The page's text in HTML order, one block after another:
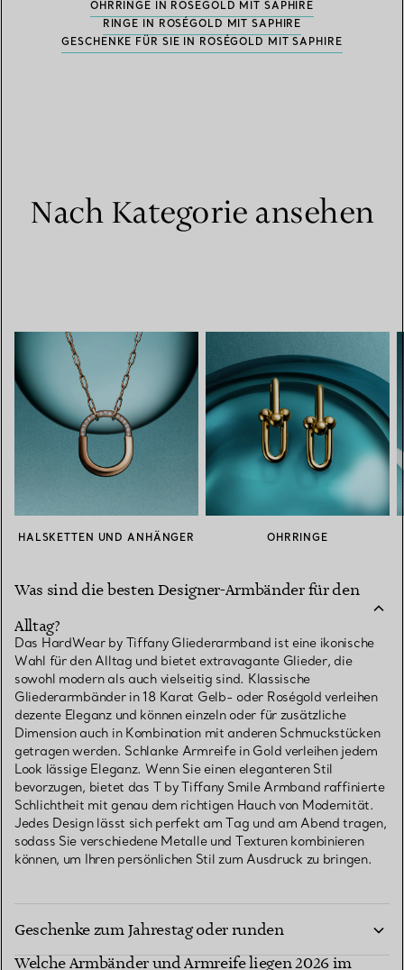
OHRRINGE IN ROSÉGOLD MIT SAPHIRE
RINGE IN ROSÉGOLD MIT SAPHIRE
GESCHENKE FÜR SIE IN ROSÉGOLD MIT SAPHIRE
Nach Kategorie ansehen
HALSKETTEN UND ANHÄNGER OHRRINGE
Was sind die besten Designer-Armbänder für den
Alltag?
Das HardWear by Tiffany Gliederarmband ist eine ikonische
Wahl für den Alltag und bietet extravagante Glieder, die
sowohl modern als auch vielseitig sind. Klassische
Gliederarmbänder in 18 Karat Gelb- oder Roségold verleihen
dezente Eleganz und können einzeln oder für zusätzliche
Dimension auch in Kombination mit anderen Schmuckstücken
getragen werden. Schlanke Armreife in Gold verleihen jedem
Look lässige Eleganz. Wenn Sie einen eleganteren Stil
bevorzugen, bietet das T by Tiffany Smile Armband raffinierte
Schlichtheit mit genau dem richtigen Hauch von Modernität.
Jedes Design lässt sich perfekt am Tag und am Abend tragen,
sodass Sie verschiedene Metalle und Texturen kombinieren
können, um Ihren persönlichen Stil zum Ausdruck zu bringen.
Geschenke zum Jahrestag oder runden
Welche Armbänder und Armreife liegen 2026 im